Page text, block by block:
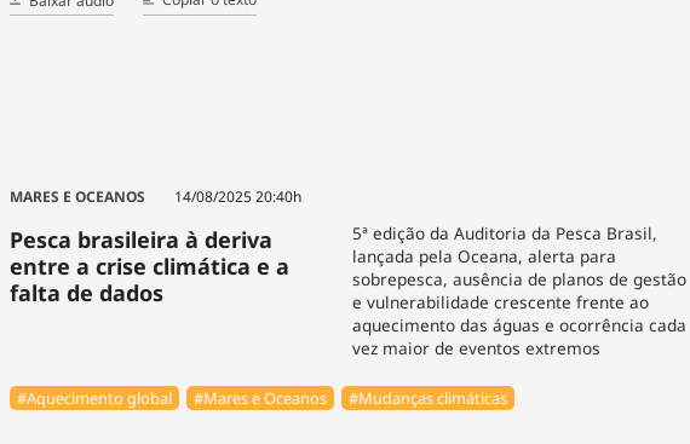
MARES E OCEANOS 14/08/2025 20:40h
Pesca brasileira à deriva
entre a crise climática e a
falta de dados
5ª edição da Auditoria da Pesca Brasil,
lançada pela Oceana, alerta para
sobrepesca, ausência de planos de gestão
e vulnerabilidade crescente frente ao
aquecimento das águas e ocorrência cada
vez maior de eventos extremos
#Aquecimento global #Mares e Oceanos #Mudanças climáticas